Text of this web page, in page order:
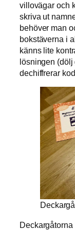
villovägar och
skriva ut
behöver man
bokstäverna i
känns lite
lösningen (dölj
dechiffrerar